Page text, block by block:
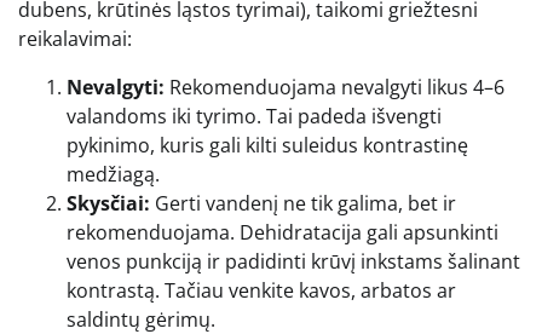
dubens, krūtinės ląstos tyrimai), taikomi griežtesni
reikalavimai:
Nevalgyti: Rekomenduojama nevalgyti likus 4–6
valandoms iki tyrimo. Tai padeda išvengti
pykinimo, kuris gali kilti suleidus kontrastinę
medžiagą.
Skysčiai: Gerti vandenį ne tik galima, bet ir
rekomenduojama. Dehidratacija gali apsunkinti
venos punkciją ir padidinti krūvį inkstams šalinant
kontrastą. Tačiau venkite kavos, arbatos ar
saldintų gėrimų.